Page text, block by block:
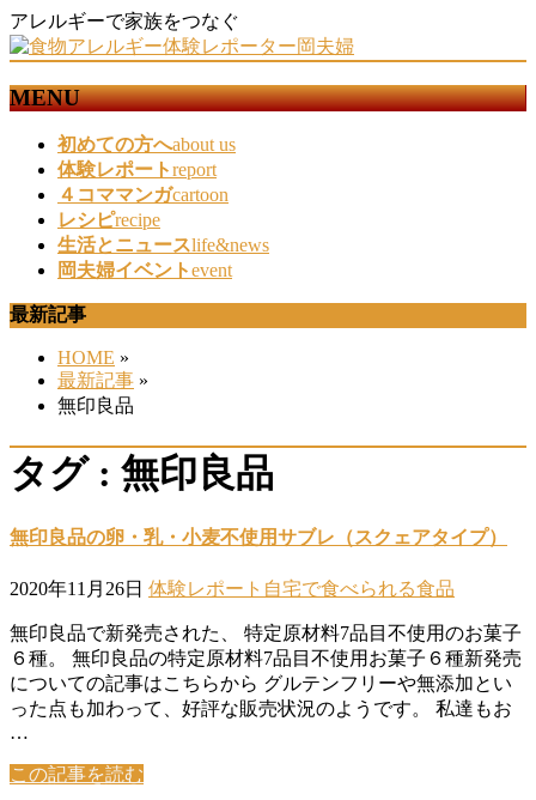
アレルギーで家族をつなぐ
MENU
す
初めての方へabout us
体験レポートreport
４コママンガcartoon
レシピrecipe
生活とニュースlife&news
岡夫婦イベントevent
最新記事
HOME »
最新記事 »
無印良品
タグ : 無印良品
無印良品の卵・乳・小麦不使用サブレ（スクェアタイプ）
2020年11月26日 体験レポート 自宅で食べられる食品
無印良品で新発売された、 特定原材料7品目不使用のお菓子
６種。 無印良品の特定原材料7品目不使用お菓子６種新発売
についての記事はこちらから グルテンフリーや無添加とい
った点も加わって、好評な販売状況のようです。 私達もお
…
この記事を読む